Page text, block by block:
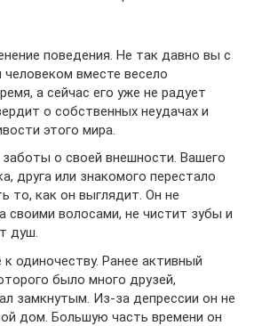
поведения. Не так давно вы с
вместе весело
а сейчас его уже не радует
о собственных неудачах и
этого мира.
заботы о своей внешности. Вашего
друга или знакомого перестало
то, как он выглядит. Он не
своими волосами, не чистит зубы и
душ.
одиночеству. Ранее активный
было много друзей,
замкнутым. Из-за депрессии он не
дом. Большую часть времени он